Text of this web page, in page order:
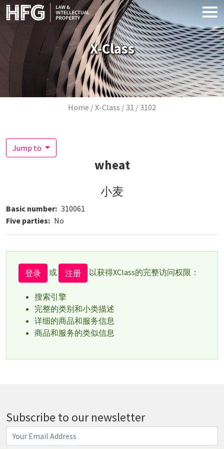
Skip to main content
X-Class
Breadcrumb
Home X-Class 31 3102
Jump to
wheat
小麦
Basic number 310061
Five parties
No
登录 或 注册 以获得XClass的完整访问权限：
搜索引擎
完整的类别和小类描述
详细的商品和服务信息
商品和服务的类似信息
Subscribe to our newsletter